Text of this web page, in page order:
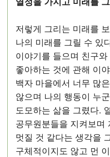
열정을 가지고 미래를
저렇게 그리는 미래를
나의 미래를 그릴 수 있
이야기를 들으며 친구
좋아하는 것에 관해 이
백자 마을에서 너무 많
않으며 나의 행동이 누
도모하는 삶을 그렸다.
공무원분들을 지켜보며
멋질 것 같다는 생각을
구체적이지도 않고 먼